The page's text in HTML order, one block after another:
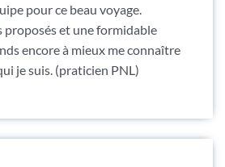
pour ce beau voyage.
proposés et une formidable
encore à mieux me connaître
je suis. (praticien PNL)